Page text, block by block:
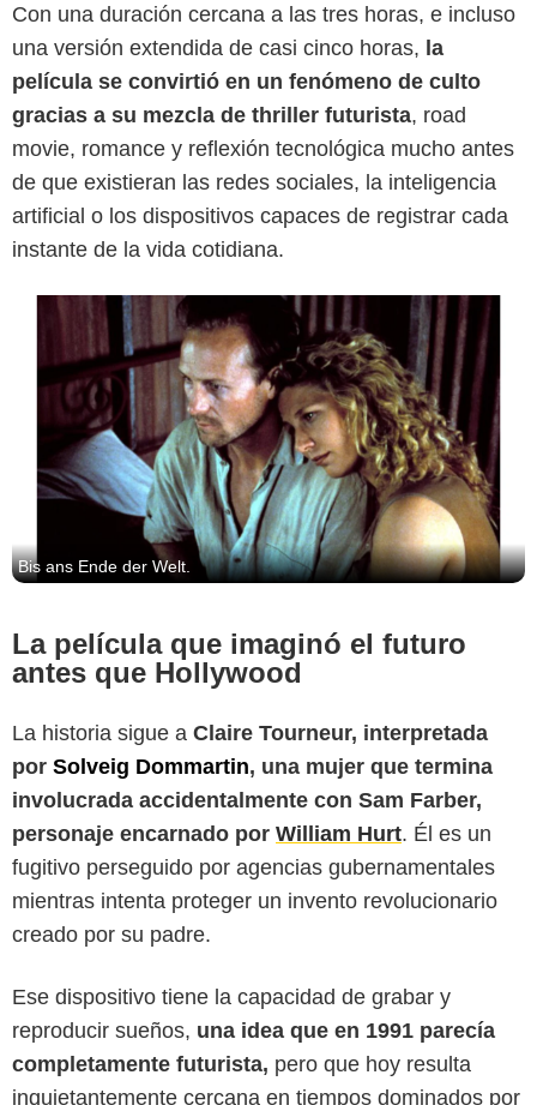
Con una duración cercana a las tres horas, e incluso
una versión extendida de casi cinco horas, la
película se convirtió en un fenómeno de culto
gracias a su mezcla de thriller futurista, road
movie, romance y reflexión tecnológica mucho antes
de que existieran las redes sociales, la inteligencia
artificial o los dispositivos capaces de registrar cada
instante de la vida cotidiana.
YouTube
Bis ans Ende der Welt.
La película que imaginó el futuro
antes que Hollywood
La historia sigue a Claire Tourneur, interpretada
por Solveig Dommartin, una mujer que termina
involucrada accidentalmente con Sam Farber,
personaje encarnado por William Hurt. Él es un
fugitivo perseguido por agencias gubernamentales
mientras intenta proteger un invento revolucionario
creado por su padre.
Ese dispositivo tiene la capacidad de grabar y
reproducir sueños, una idea que en 1991 parecía
completamente futurista, pero que hoy resulta
inquietantemente cercana en tiempos dominados por
Youtube